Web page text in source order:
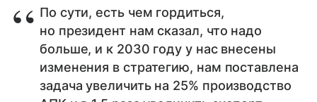
По сути, есть чем гордиться,
но президент нам сказал, что надо
больше, и к 2030 году у нас внесены
изменения в стратегию, нам поставлена
задача увеличить на 25% производство